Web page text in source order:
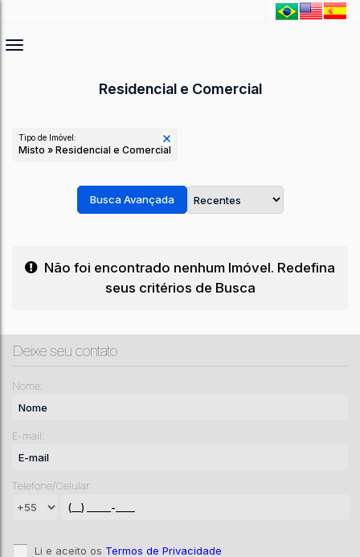
Residencial e Comercial
Tipo de Imóvel:
Misto » Residencial e Comercial
Busca Avançada
Não foi encontrado nenhum Imóvel. Redefina
seus critérios de Busca
Deixe seu contato
Nome:
E-mail:
Telefone/Celular:
Li e aceito os Termos de Privacidade